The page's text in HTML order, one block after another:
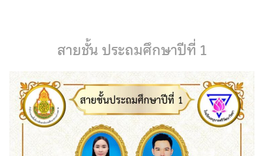
สายชั้น ประถมศึกษาปีที่ 1